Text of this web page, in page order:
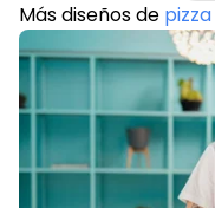
Más diseños de pizza